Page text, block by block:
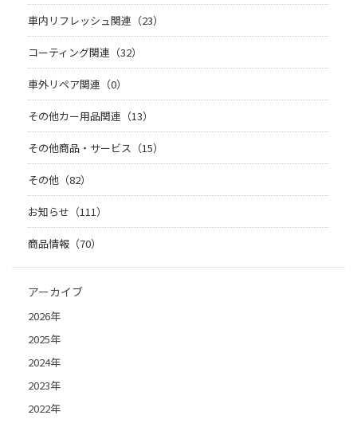
車内リフレッシュ関連（23）
コーティング関連（32）
車外リペア関連（0）
その他カー用品関連（13）
その他商品・サービス（15）
その他（82）
お知らせ（111）
商品情報（70）
アーカイブ
2026年
2025年
2024年
2023年
2022年